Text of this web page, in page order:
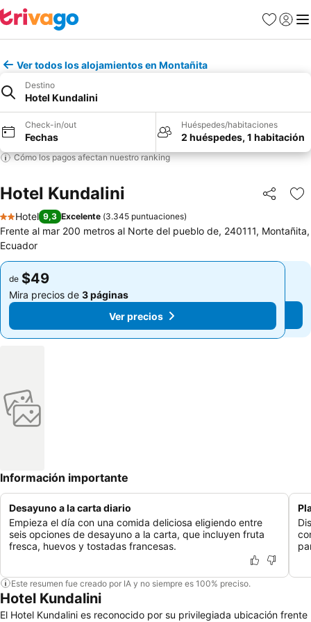
Favoritos
Iniciar
Ver todos los alojamientos en Montañita
Destino
Hotel Kundalini
Check-in/out
Fechas
Huéspedes/habitaciones
2 huéspedes, 1 habitación
Cómo los pagos afectan nuestro ranking
Hotel Kundalini Compartir
2 Estrellas
Hotel 9,3 Excelente (3.345 puntuaciones)
Frente al mar 200 metros al Norte del pueblo de, 240111, Montañita,
Ecuador
de $49
Mira precios de 3 páginas
Ver precios
de $49
Mira precios de 3 páginas
Ver precios
Información importante
Desayuno a la carta diario
Empieza el día con una comida deliciosa eligiendo entre
seis opciones de desayuno a la carta, que incluyen fruta
fresca, huevos y tostadas francesas.
Este resumen fue creado por IA y no siempre es 100% preciso.
Hotel Kundalini
El Hotel Kundalini es reconocido por su privilegiada ubicación frente